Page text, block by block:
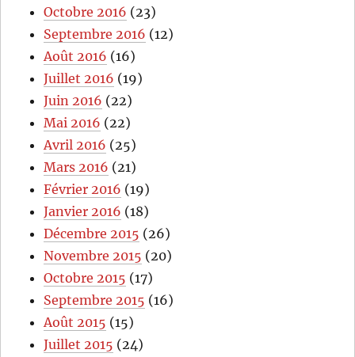
Octobre 2016 (23)
Septembre 2016 (12)
Août 2016 (16)
Juillet 2016 (19)
Juin 2016 (22)
Mai 2016 (22)
Avril 2016 (25)
Mars 2016 (21)
Février 2016 (19)
Janvier 2016 (18)
Décembre 2015 (26)
Novembre 2015 (20)
Octobre 2015 (17)
Septembre 2015 (16)
Août 2015 (15)
Juillet 2015 (24)